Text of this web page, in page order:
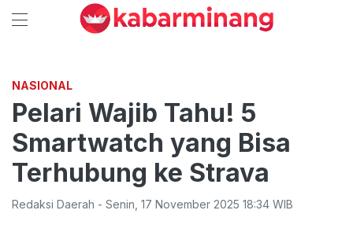
NASIONAL
Pelari Wajib Tahu! 5
Smartwatch yang Bisa
Terhubung ke Strava
Redaksi Daerah - Senin 17 November 2025 18:34 WIB